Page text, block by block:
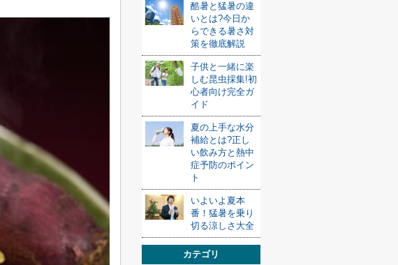
酷暑と猛暑の違
いとは?今日か
らできる暑さ対
策を徹底解説
子供と一緒に楽
しむ昆虫採集!初
心者向け完全ガ
イド
夏の上手な水分
補給とは?正し
い飲み方と熱中
症予防のポイン
ト
いよいよ夏本
番！猛暑を乗り
切る涼しさ大全
カテゴリ